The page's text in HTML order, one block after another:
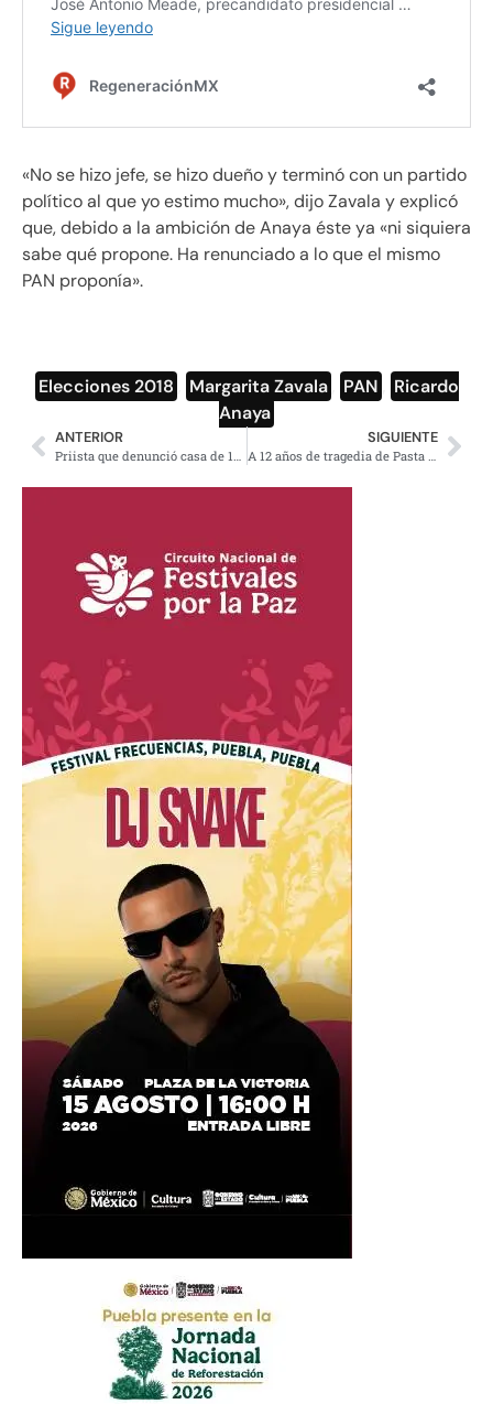
«No se hizo jefe, se hizo dueño y terminó con un partido
político al que yo estimo mucho», dijo Zavala y explicó
que, debido a la ambición de Anaya éste ya «ni siquiera
sabe qué propone. Ha renunciado a lo que el mismo
PAN proponía».
Elecciones 2018 Margarita Zavala PAN
Ricardo
Anaya
ANTERIOR
Priista que denunció casa de 15 mdp de Ochoa Reza reta a que lo demande
SIGUIENTE
A 12 años de tragedia de Pasta de Conchos colocan antimonumento